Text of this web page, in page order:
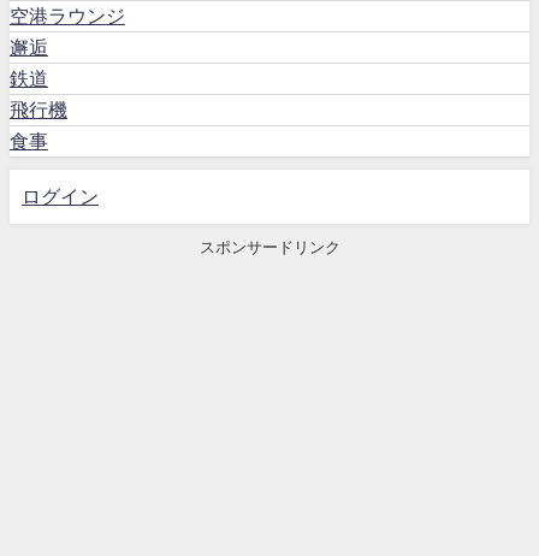
空港ラウンジ
邂逅
鉄道
飛行機
食事
ログイン
スポンサードリンク